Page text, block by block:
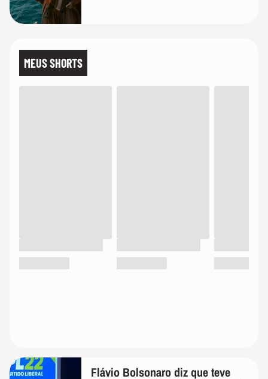
MEUS SHORTS
Flávio Bolsonaro diz que teve